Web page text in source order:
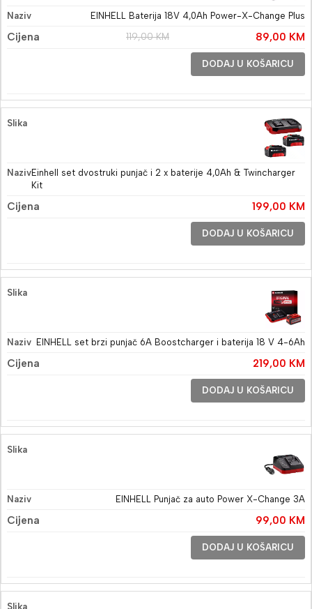
EINHELL Baterija 18V 4,0Ah Power-X-Change Plus
119,00KM 89,00 KM
DODAJ U KOŠARICU
Einhell set dvostruki punjač i 2 x baterije 4,0Ah & Twincharger
Kit
199,00 KM
DODAJ U KOŠARICU
EINHELL set brzi punjač 6A Boostcharger i baterija 18 V 4-6Ah
219,00 KM
DODAJ U KOŠARICU
EINHELL Punjač za auto Power X-Change 3A
99,00 KM
DODAJ U KOŠARICU